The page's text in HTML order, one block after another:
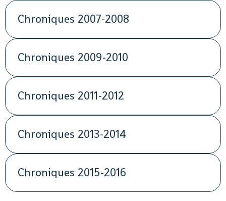
Chroniques 2007-2008
Chroniques 2009-2010
Chroniques 2011-2012
Chroniques 2013-2014
Chroniques 2015-2016